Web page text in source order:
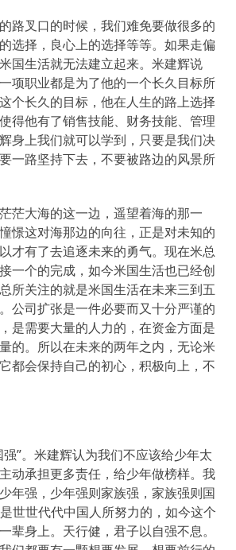
路叉口的时候，我们难免要做很多的
选择，良心上的选择等等。如果走偏
国生活就无法建立起来。米建辉说
项职业都是为了他的一个长久目标所
个长久的目标，他在人生的路上选择
得他有了销售技能、财务技能、管理
身上我们就可以学到，只要是我们决
一路坚持下去，不要被路边的风景所
茫大海的这一边，遥望着海的那一
憬这对海那边的向往，正是对未知的
才有了去追逐未来的勇气。现在米总
一个的完成，如今米国生活也已经创
所关注的就是米国生活在未来三到五
公司扩张是一件必要而又十分严谨的
是需要大量的人力的，在资金方面是
的。所以在未来的两年之内，无论米
都会保持自己的初心，积极向上，不
”。米建辉认为我们不应该给少年太
动承担更多责任，给少年做榜样。我
年强，少年强则家族强，家族强则国
世世代代中国人所努力的，如今这个
辈身上。天行健，君子以自强不息。